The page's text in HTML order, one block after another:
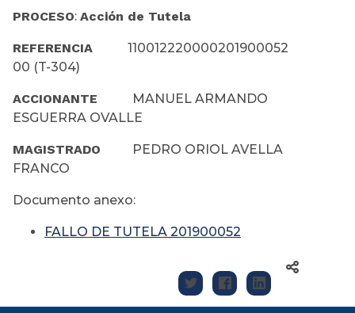
PROCESO: Acción de Tutela
REFERENCIA 110012220000201900052
00 (T-304)
ACCIONANTE MANUEL ARMANDO
ESGUERRA OVALLE
MAGISTRADO PEDRO ORIOL AVELLA
FRANCO
Documento anexo:
FALLO DE TUTELA 201900052